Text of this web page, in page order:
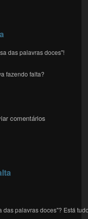
das palavras doces"!
fazendo falta?
comentários
palavras doces"? Está